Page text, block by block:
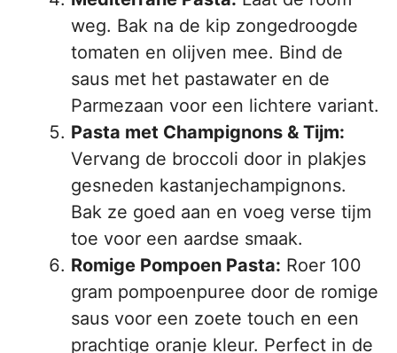
weg. Bak na de kip zongedroogde
tomaten en olijven mee. Bind de
saus met het pastawater en de
Parmezaan voor een lichtere variant.
Pasta met Champignons & Tijm:
Vervang de broccoli door in plakjes
gesneden kastanjechampignons.
Bak ze goed aan en voeg verse tijm
toe voor een aardse smaak.
Romige Pompoen Pasta: Roer 100
gram pompoenpuree door de romige
saus voor een zoete touch en een
prachtige oranje kleur. Perfect in de